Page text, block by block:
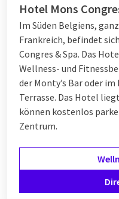
Hotel Mons
Im Süden Belgiens,
Frankreich, befindet
Congres & Spa. Das
Wellness- und
der Monty’s Bar oder
Terrasse. Das Hotel
können kostenlos
Zentrum.